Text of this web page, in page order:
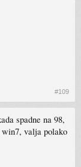
#109
spadne na 98,
valja polako